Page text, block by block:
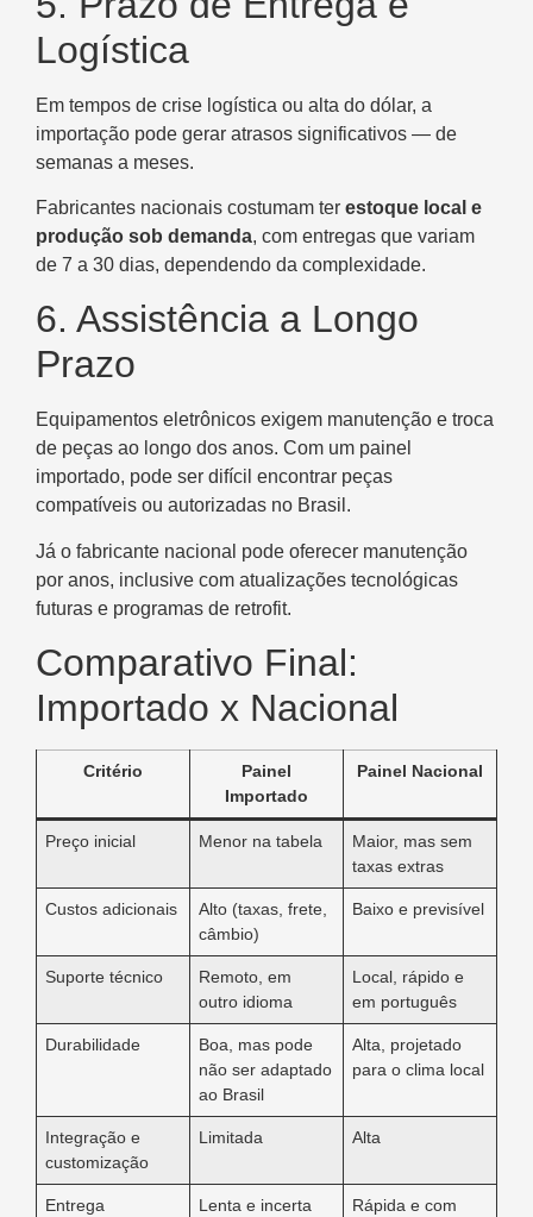
Logística
Em tempos de crise logística ou alta do dólar, a
importação pode gerar atrasos significativos — de
semanas a meses.
Fabricantes nacionais costumam ter estoque local e
produção sob demanda, com entregas que variam
de 7 a 30 dias, dependendo da complexidade.
6. Assistência a Longo
Prazo
Equipamentos eletrônicos exigem manutenção e troca
de peças ao longo dos anos. Com um painel
importado, pode ser difícil encontrar peças
compatíveis ou autorizadas no Brasil.
Já o fabricante nacional pode oferecer manutenção
por anos, inclusive com atualizações tecnológicas
futuras e programas de retrofit.
Comparativo Final:
Importado x Nacional
Critério
Painel
Importado
Painel Nacional
Preço inicial Menor na tabela
Maior, mas sem
taxas extras
Custos adicionais
Alto (taxas, frete,
câmbio)
Baixo e previsível
Suporte técnico
Remoto, em
outro idioma
Local, rápido e
em português
Durabilidade
Boa, mas pode
não ser adaptado
ao Brasil
Alta, projetado
para o clima local
Integração e
customização
Limitada Alta
Entrega Lenta e incerta
Rápida e com